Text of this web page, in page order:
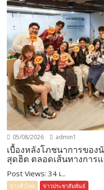
05/08/2026 admin1
เบื้องหลังโภชนาการของ
สุดฮิต ตลอดเส้นทางการแ
Post Views: 34 เ...
ข่าวทั่วไทย ข่าวประชาสัมพันธ์